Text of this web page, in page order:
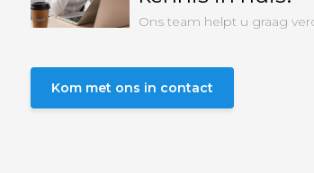
Ons team helpt u graag
Kom met ons in contact